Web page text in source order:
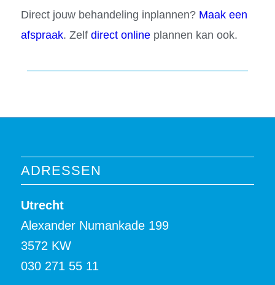
Direct jouw behandeling inplannen? Maak een
afspraak. Zelf direct onlineplannen kan ook.
ADRESSEN
Utrecht
Alexander Numankade 199
3572 KW
030 271 55 11